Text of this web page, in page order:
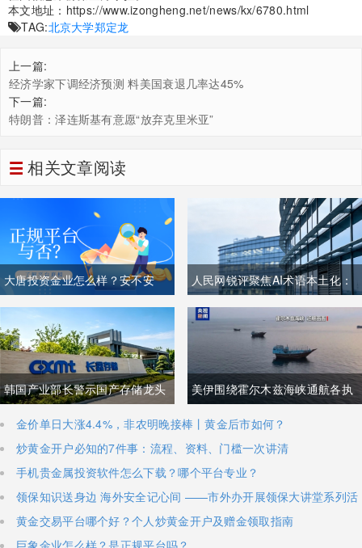
本文地址： https://www.izongheng.net/news/kx/6780.html
TAG:北京大学郑定龙
上一篇:
经济学家下调经济预测 料美国衰退几率达45%
下一篇:
特朗普：泽连斯基有意愿“放弃克里米亚”
相关文章阅读
大唐投资金业怎么样？安不安
全？
人民网锐评聚焦AI术语本土化：
夯实中文科技话语体系关乎全球
科技话语权争夺
韩国产业部长警示国产存储龙头
面临追赶压力，忌惮国内大举布
局半导体，呼吁加码本土资本投
入避免优势流失
美伊围绕霍尔木兹海峡通航各执
一词，美方称临时协议即将落
地，伊朗坚称仅与阿曼双边磋
商、通航恢复取决于美方态度
金价单日大涨4.4%，非农明晚接棒丨黄金后市如何？
炒黄金开户必知的7件事：流程、资料、门槛一次讲清
手机贵金属投资软件怎么下载？哪个平台专业？
领保知识送身边 海外安全记心间 ——市外办开展领保大讲堂系列活
黄金交易平台哪个好？个人炒黄金开户及赠金领取指南
巨象金业怎么样？是正规平台吗？